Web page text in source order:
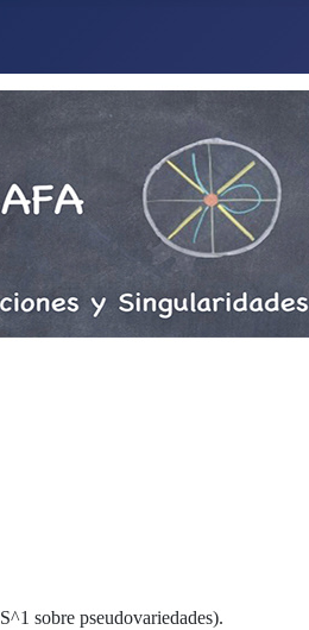
sobre pseudovariedades).